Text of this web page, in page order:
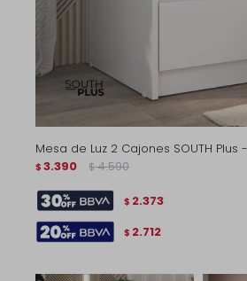
Mesa de Luz 2 Cajones SOUTH Plus
$ 3.390 $ 4.590
$ 2.373
$ 2.712